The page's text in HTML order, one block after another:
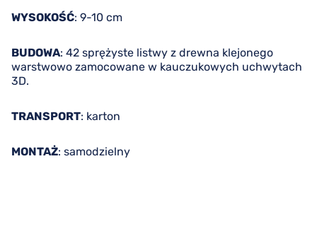
WYSOKOŚĆ: 9-10 cm
BUDOWA: 42 sprężyste listwy z drewna klejonego
warstwowo zamocowane w kauczukowych uchwytach
3D.
TRANSPORT: karton
MONTAŻ: samodzielny